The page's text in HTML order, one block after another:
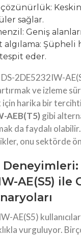
sağlar.
Geniş
algılama: Şüpheli
eder.
2DE5232IW-
ve izleme
harika bir
AEB(T5) gibi
da faydalı
onu sektörde
Deneyimleri:
AE(S5) ile
AE(S5)
vurguluyor.